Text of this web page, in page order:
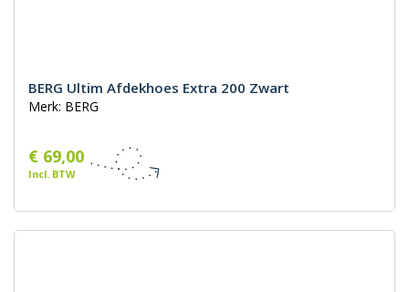
BERG Ultim Afdekhoes Extra 200 Zwart
Merk: BERG
€ 69,00
Incl. BTW